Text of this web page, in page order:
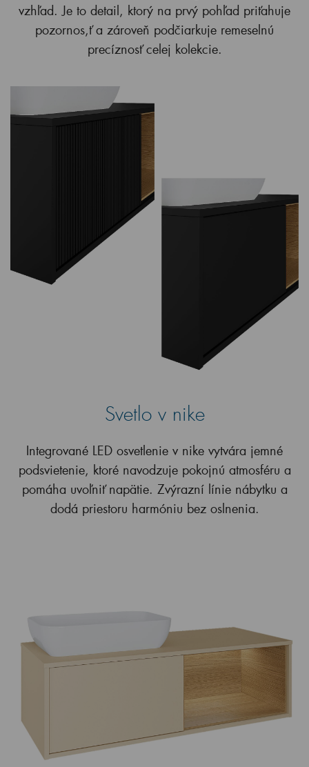
vzhľad. Je to detail, ktorý na prvý pohľad priťahuje
pozornos,ť a zároveň podčiarkuje remeselnú
precíznosť celej kolekcie.
Svetlo v nike
Integrované LED osvetlenie v nike vytvára jemné
podsvietenie, ktoré navodzuje pokojnú atmosféru a
pomáha uvoľniť napätie. Zvýrazní línie nábytku a
dodá priestoru harmóniu bez oslnenia.